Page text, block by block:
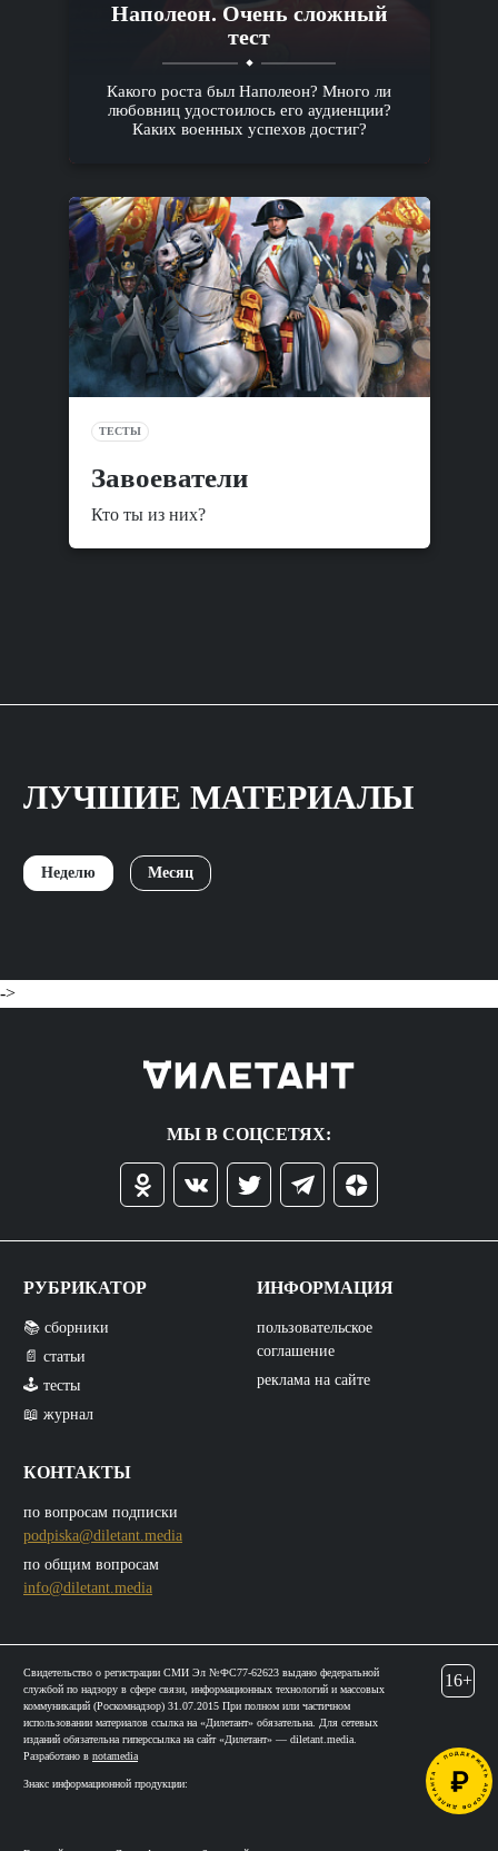
Наполеон. Очень сложный
тест
Какого роста был Наполеон? Много ли
любовниц удостоилось его аудиенции?
Каких военных успехов достиг?
ТЕСТЫ
Завоеватели
Кто ты из них?
ЛУЧШИЕ МАТЕРИАЛЫ
Неделю Месяц
->
МЫ В СОЦСЕТЯХ:
РУБРИКАТОР
📚 сборники
📄 статьи
🕹️ тесты
📖 журнал
КОНТАКТЫ
по вопросам подписки
podpiska@diletant.media
по общим вопросам
info@diletant.media
ИНФОРМАЦИЯ
пользовательское
соглашение
реклама на сайте
Свидетельство о регистрации СМИ Эл №ФС77-62623 выдано федеральной
службой по надзору в сфере связи, информационных технологий и массовых
коммуникаций (Роскомнадзор) 31.07.2015 При полном или частичном
использовании материалов ссылка на «Дилетант» обязательна. Для сетевых
изданий обязательна гиперссылка на сайт «Дилетант» — diletant.media.
Разработано в notamedia
Знакс информационной продукции:
16+